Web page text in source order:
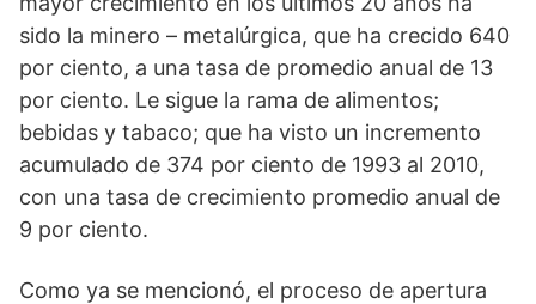
sido la minero – metalúrgica, que ha crecido 640
por ciento, a una tasa de promedio anual de 13
por ciento. Le sigue la rama de alimentos;
bebidas y tabaco; que ha visto un incremento
acumulado de 374 por ciento de 1993 al 2010,
con una tasa de crecimiento promedio anual de
9 por ciento.
Como ya se mencionó, el proceso de apertura